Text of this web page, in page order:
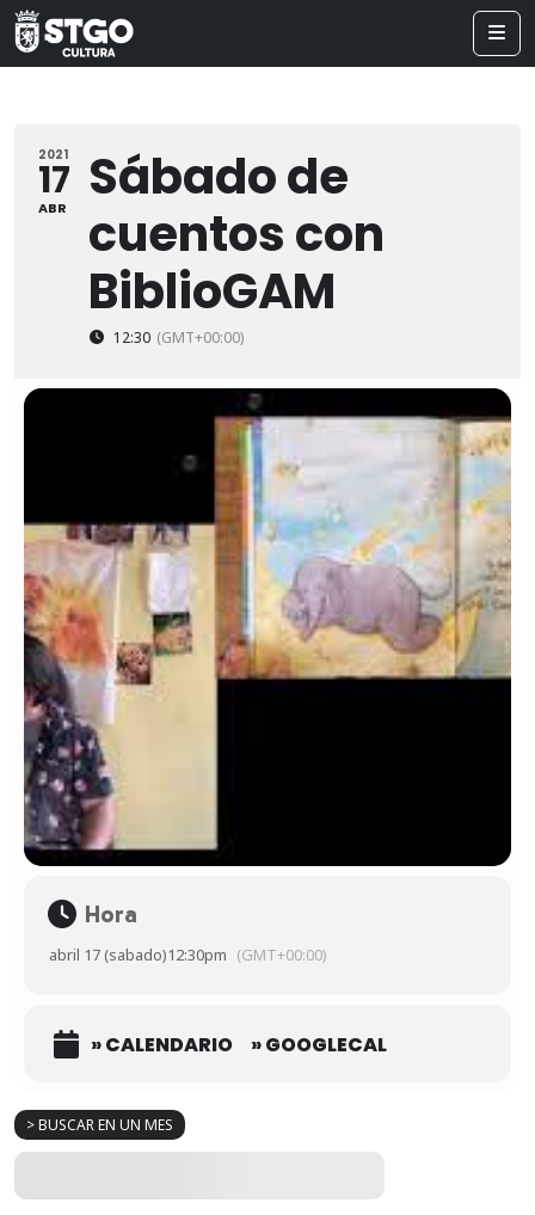
> BUSCAR EN UN MES
2021
17
ABR
Sábado de
cuentos con
BiblioGAM
12:30 (GMT+00:00)
Hora
abril 17 (sabado)12:30pm (GMT+00:00)
» CALENDARIO » GOOGLECAL